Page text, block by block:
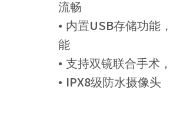
流畅
• 内置USB存储功能
能
• 支持双镜联合手术
• IPX8级防水摄像头